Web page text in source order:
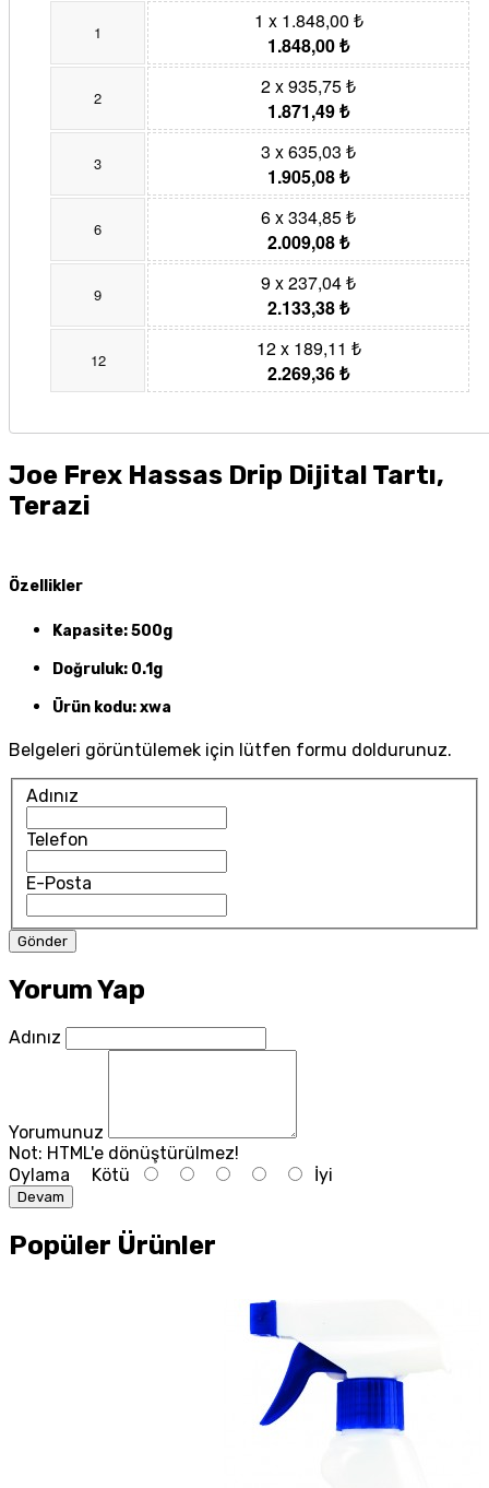
1
1 x 1.848,00 ₺
1.848,00 ₺
2
2 x 935,75 ₺
1.871,49 ₺
3
3 x 635,03 ₺
1.905,08 ₺
6
6 x 334,85 ₺
2.009,08 ₺
9
9 x 237,04 ₺
2.133,38 ₺
12
12 x 189,11 ₺
2.269,36 ₺
Joe Frex Hassas Drip Dijital Tartı,
Terazi
Özellikler
Kapasite: 500g
Doğruluk: 0.1g
Ürün kodu: xwa
Belgeleri görüntülemek için lütfen formu doldurunuz.
Adınız
Telefon
E-Posta
Yorum Yap
Adınız
Yorumunuz
Not: HTML'e dönüştürülmez!
Oylama Kötü İyi
Devam
Popüler Ürünler